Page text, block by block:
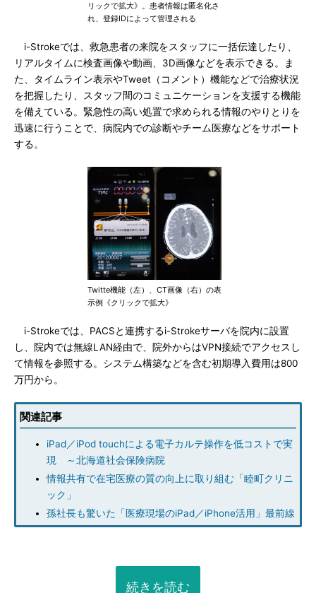
リックで拡大》。患者情報は匿名化さ
れ、登録IDによって管理される
i-Strokeでは、救急患者の来院をスタッフに一括伝達したり、
リアルタイムに検査画像や動画、3D画像などを表示できる。ま
た、タイムライン表示やTweet（コメント）機能などで治療状況
を把握したり、スタッフ間のコミュニケーションを支援する機能
を備えている。緊急性の高い処置で求められる情報のやりとりを
迅速に行うことで、病院内での診断やチーム医療などをサポート
する。
Twitte機能（左）、CT画像（右）の表
示例《クリックで拡大》
i-Strokeでは、PACSと連携するi-Strokeサーバを院内に設置
し、院内では無線LAN経由で、院外からはVPN接続でアクセスし
て情報を参照する。システム構築などを含む初期導入費用は800
万円から。
関連記事
iPad／iPod touchによる電子カルテ操作を低コストで実
現 ～北海道社会保険病院
情報共有で在宅医療の質の向上に取り組む「睦町クリニ
ック」
孫社長も驚いた「医療現場のiPad／iPhone活用」最前線
続きを読む